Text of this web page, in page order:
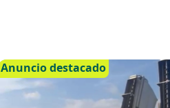
Anuncio destacado